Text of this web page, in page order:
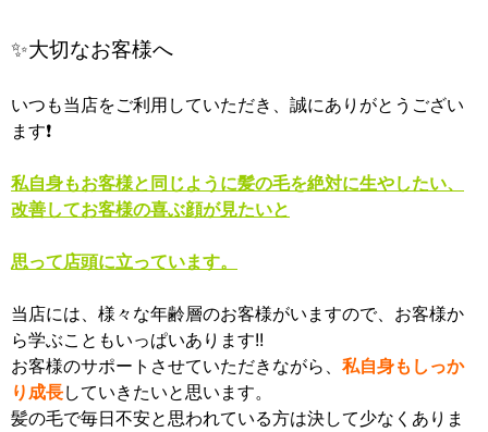
✨大切なお客様へ
いつも当店をご利用していただき、誠にありがとうござい
ます❗
私自身もお客様と同じように髪の毛を絶対に生やしたい、
改善してお客様の喜ぶ顔が見たいと
思って店頭に立っています。
当店には、様々な年齢層のお客様がいますので、お客様か
ら学ぶこともいっぱいあります!!
お客様のサポートさせていただきながら、 私自身もしっか
り成長していきたいと思います。
髪の毛で毎日不安と思われている方は決して少なくありま